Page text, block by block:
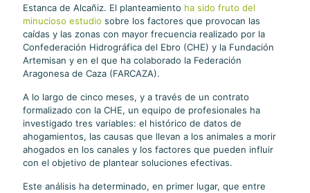
Estanca de Alcañiz. El planteamiento ha sido fruto del
minucioso estudio sobre los factores que provocan las
caídas y las zonas con mayor frecuencia realizado por la
Confederación Hidrográfica del Ebro (CHE) y la Fundación
Artemisan y en el que ha colaborado la Federación
Aragonesa de Caza (FARCAZA).
A lo largo de cinco meses, y a través de un contrato
formalizado con la CHE, un equipo de profesionales ha
investigado tres variables: el histórico de datos de
ahogamientos, las causas que llevan a los animales a morir
ahogados en los canales y los factores que pueden influir
con el objetivo de plantear soluciones efectivas.
Este análisis ha determinado, en primer lugar, que entre